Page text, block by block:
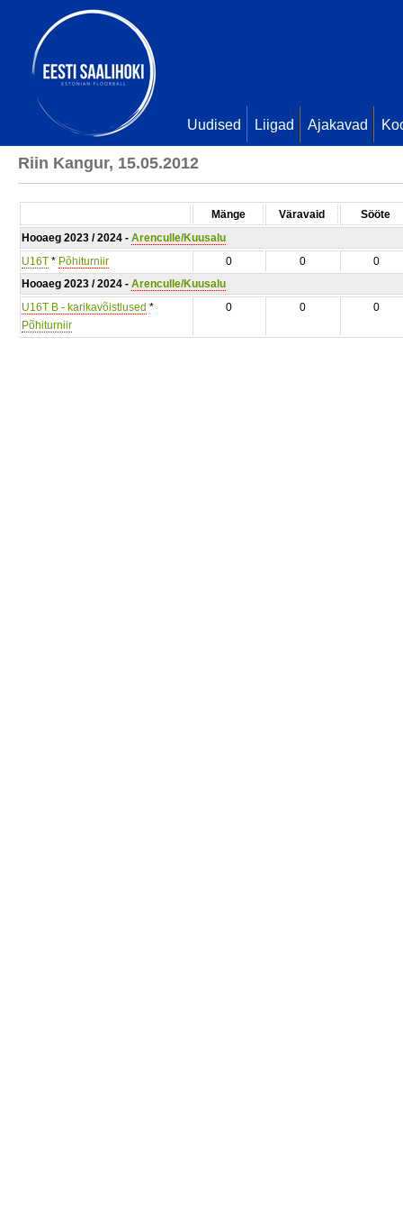
Uudised Liigad Ajakavad
Riin Kangur, 15.05.2012
Mänge Väravaid
Sööte
Hooaeg 2023 / 2024 - Arenculle/Kuusalu
U16T * Põhiturniir 0 0
0
Hooaeg 2023 / 2024 - Arenculle/Kuusalu
U16T B - karikavõistlused *
Põhiturniir
0 0 0